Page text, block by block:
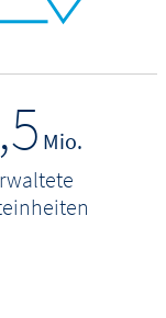
Mio.